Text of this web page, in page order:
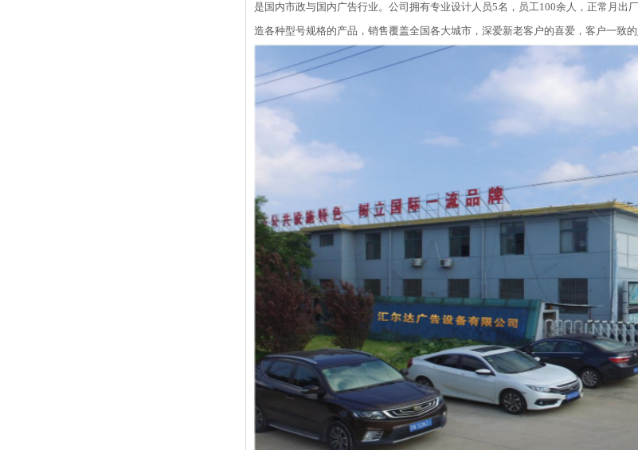
是国内市政与国内广告行业。公司拥有专业设计人员5名，员工100余人，正常月
造各种型号规格的产品，销售覆盖全国各大城市，深爱新老客户的喜爱，客户一致的